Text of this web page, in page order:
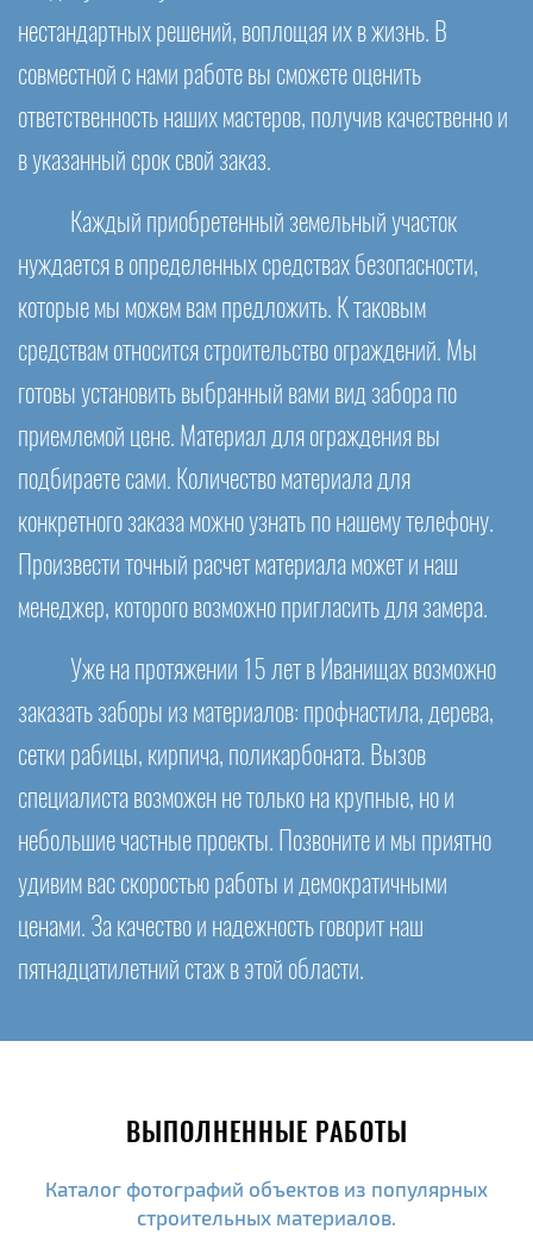
нестандартных решений, воплощая их в жизнь. В
совместной с нами работе вы сможете оценить
ответственность наших мастеров, получив качественно и
в указанный срок свой заказ.
Каждый приобретенный земельный участок
нуждается в определенных средствах безопасности,
которые мы можем вам предложить. К таковым
средствам относится строительство ограждений. Мы
готовы установить выбранный вами вид забора по
приемлемой цене. Материал для ограждения вы
подбираете сами. Количество материала для
конкретного заказа можно узнать по нашему телефону.
Произвести точный расчет материала может и наш
менеджер, которого возможно пригласить для замера.
Уже на протяжении 15 лет в Иванищах возможно
заказать заборы из материалов: профнастила, дерева,
сетки рабицы, кирпича, поликарбоната. Вызов
специалиста возможен не только на крупные, но и
небольшие частные проекты. Позвоните и мы приятно
удивим вас скоростью работы и демократичными
ценами. За качество и надежность говорит наш
пятнадцатилетний стаж в этой области.
ВЫПОЛНЕННЫЕ РАБОТЫ
Каталог фотографий объектов из популярных
строительных материалов.